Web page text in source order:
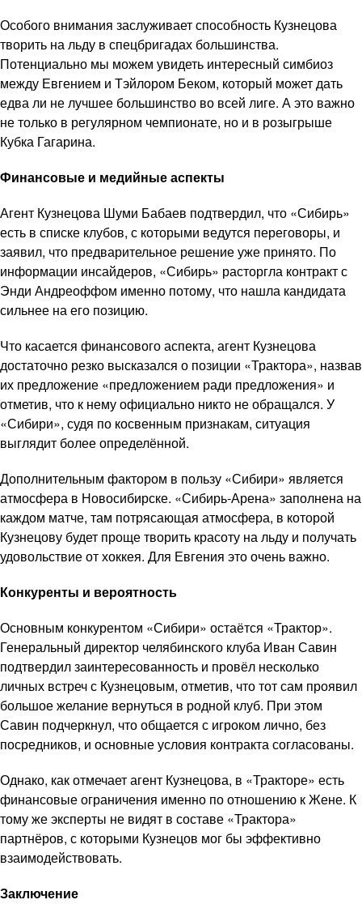
Особого внимания заслуживает способность Кузнецова
творить на льду в спецбригадах большинства.
Потенциально мы можем увидеть интересный симбиоз
между Евгением и Тэйлором Беком, который может дать
едва ли не лучшее большинство во всей лиге. А это важно
не только в регулярном чемпионате, но и в розыгрыше
Кубка Гагарина.
Финансовые и медийные аспекты
Агент Кузнецова Шуми Бабаев подтвердил, что «Сибирь»
есть в списке клубов, с которыми ведутся переговоры, и
заявил, что предварительное решение уже принято. По
информации инсайдеров, «Сибирь» расторгла контракт с
Энди Андреоффом именно потому, что нашла кандидата
сильнее на его позицию.
Что касается финансового аспекта, агент Кузнецова
достаточно резко высказался о позиции «Трактора», назвав
их предложение «предложением ради предложения» и
отметив, что к нему официально никто не обращался. У
«Сибири», судя по косвенным признакам, ситуация
выглядит более определённой.
Дополнительным фактором в пользу «Сибири» является
атмосфера в Новосибирске. «Сибирь-Арена» заполнена на
каждом матче, там потрясающая атмосфера, в которой
Кузнецову будет проще творить красоту на льду и получать
удовольствие от хоккея. Для Евгения это очень важно.
Конкуренты и вероятность
Основным конкурентом «Сибири» остаётся «Трактор».
Генеральный директор челябинского клуба Иван Савин
подтвердил заинтересованность и провёл несколько
личных встреч с Кузнецовым, отметив, что тот сам проявил
большое желание вернуться в родной клуб. При этом
Савин подчеркнул, что общается с игроком лично, без
посредников, и основные условия контракта согласованы.
Однако, как отмечает агент Кузнецова, в «Тракторе» есть
финансовые ограничения именно по отношению к Жене. К
тому же эксперты не видят в составе «Трактора»
партнёров, с которыми Кузнецов мог бы эффективно
взаимодействовать.
Заключение